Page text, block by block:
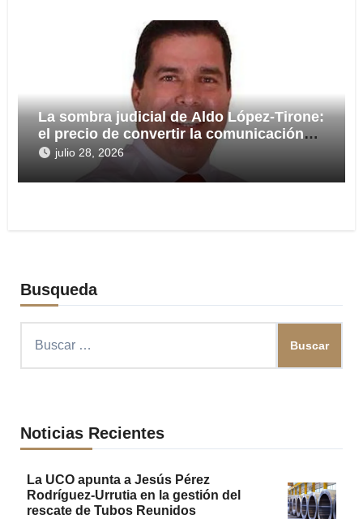
La sombra judicial de Aldo López-Tirone:
el precio de convertir la comunicación
en arma
julio 28, 2026
Busqueda
Noticias Recientes
La UCO apunta a Jesús Pérez
Rodríguez-Urrutia en la gestión del
rescate de Tubos Reunidos